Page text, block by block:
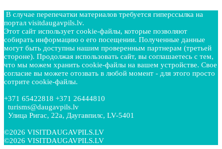
В случае перепечатки материалов требуется гиперссылка на
портал visitdaugavpils.lv.
Этот сайт использует cookie-файлы, которые позволяют
собирать информацию о его посещении. Полученные данные
могут быть доступны нашим проверенным партнерам (третьей
стороне). Продолжая использовать сайт, вы соглашаетесь с тем,
что мы можем хранить cookie-файлы на вашем устройстве. Свое
согласие вы можете отозвать в любой момент - для этого просто
сотрите cookie-файлы.
+371 65422818 +371 26444810
turisms@daugavpils.lv
Улица Ригас, 22a, Даугавпилс, LV-5401
©2026 VISITDAUGAVPILS.LV
©2026 VISITDAUGAVPILS.LV